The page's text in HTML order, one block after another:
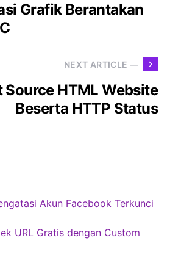
Grafik Berantakan
NEXT ARTICLE —
Source HTML Website
Beserta HTTP Status
Akun Facebook Terkunci
URL Gratis dengan Custom